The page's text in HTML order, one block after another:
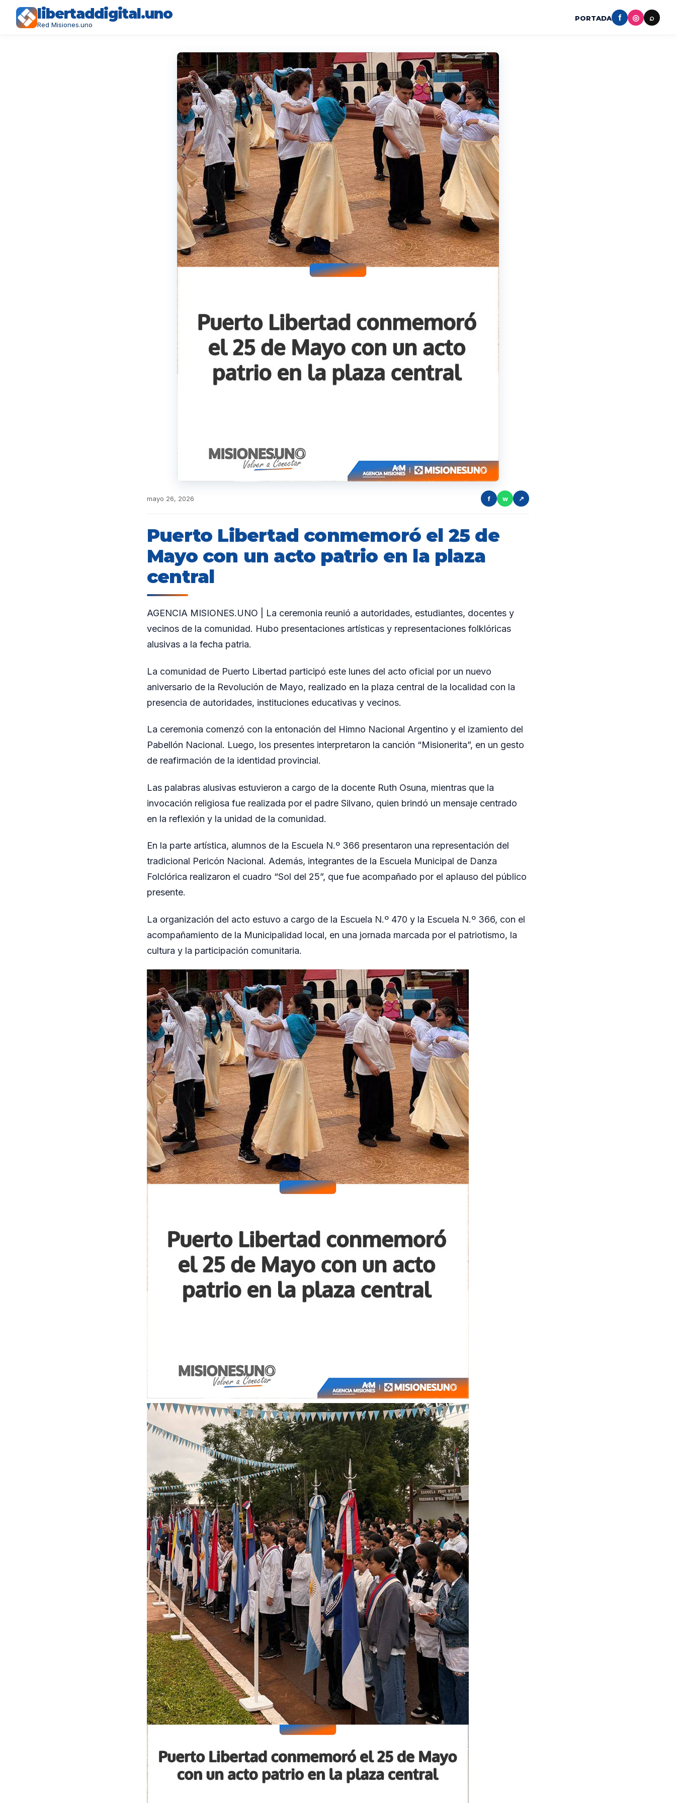
libertaddigital.uno
Red Misiones.uno
PORTADA f ◎ ⌕
mayo 26, 2026 f w ↗
Puerto Libertad conmemoró el 25 de
Mayo con un acto patrio en la plaza
central
AGENCIA MISIONES.UNO | La ceremonia reunió a autoridades, estudiantes, docentes y
vecinos de la comunidad. Hubo presentaciones artísticas y representaciones folklóricas
alusivas a la fecha patria.
La comunidad de Puerto Libertad participó este lunes del acto oficial por un nuevo
aniversario de la Revolución de Mayo, realizado en la plaza central de la localidad con la
presencia de autoridades, instituciones educativas y vecinos.
La ceremonia comenzó con la entonación del Himno Nacional Argentino y el izamiento del
Pabellón Nacional. Luego, los presentes interpretaron la canción “Misionerita”, en un gesto
de reafirmación de la identidad provincial.
Las palabras alusivas estuvieron a cargo de la docente Ruth Osuna, mientras que la
invocación religiosa fue realizada por el padre Silvano, quien brindó un mensaje centrado
en la reflexión y la unidad de la comunidad.
En la parte artística, alumnos de la Escuela N.º 366 presentaron una representación del
tradicional Pericón Nacional. Además, integrantes de la Escuela Municipal de Danza
Folclórica realizaron el cuadro “Sol del 25”, que fue acompañado por el aplauso del público
presente.
La organización del acto estuvo a cargo de la Escuela N.º 470 y la Escuela N.º 366, con el
acompañamiento de la Municipalidad local, en una jornada marcada por el patriotismo, la
cultura y la participación comunitaria.